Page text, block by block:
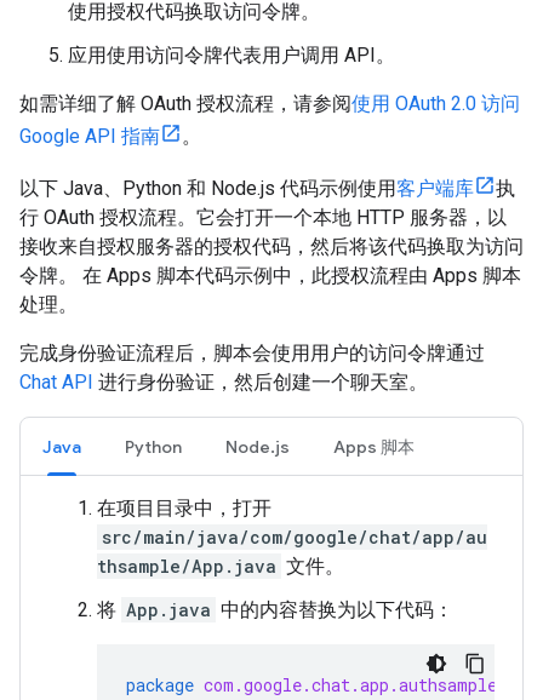
使用授权代码换取访问令牌。
应用使用访问令牌代表用户调用 API。
如需详细了解 OAuth 授权流程，请参阅使用 OAuth 2.0 访问
Google API 指南
。
以下 Java、Python 和 Node.js 代码示例使用客户端库
执
行 OAuth 授权流程。它会打开一个本地 HTTP 服务器，以
接收来自授权服务器的授权代码，然后将该代码换取为访问
令牌。 在 Apps 脚本代码示例中，此授权流程由 Apps 脚本
处理。
完成身份验证流程后，脚本会使用用户的访问令牌通过
Chat API 进行身份验证，然后创建一个聊天室。
Java Python Node.js Apps 脚本
在项目目录中，打开
src/main/java/com/google/chat/app/au
thsample/App.java 文件。
将 App.java 中的内容替换为以下代码：
package com.google.chat.app.authsample